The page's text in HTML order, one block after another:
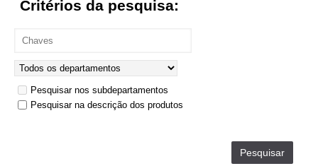
Critérios da pesquisa:
Pesquisar nos subdepartamentos
Pesquisar na descrição dos produtos